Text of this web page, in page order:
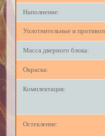
Наполнение:
Уплотнительные и
Масса дверного блока:
Окраска:
Комплектация:
Остекление: